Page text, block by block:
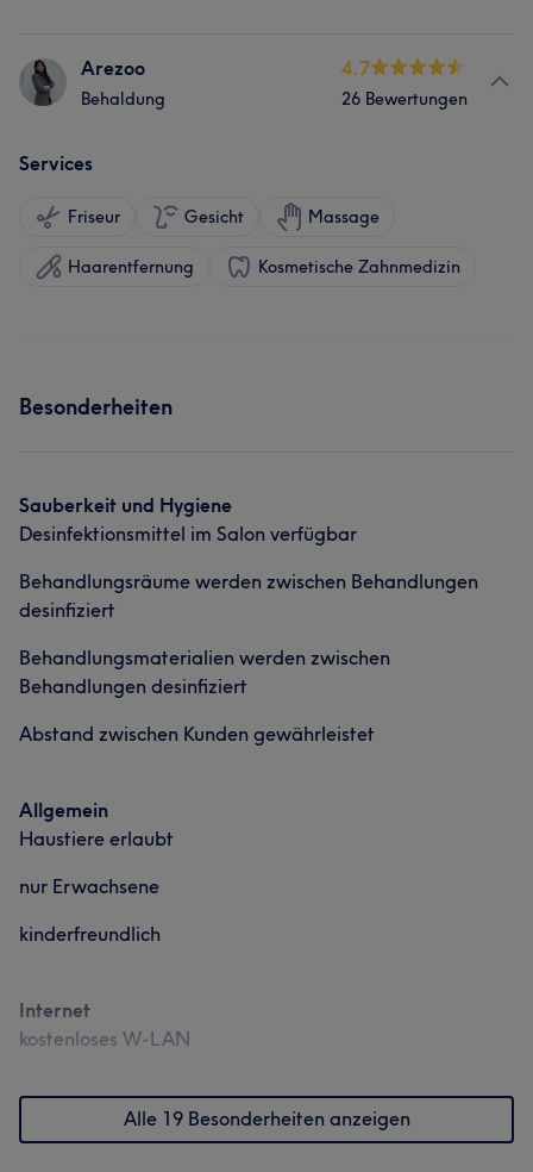
Arezoo
Behaldung
4.7
26 Bewertungen
Services
Friseur Gesicht Massage
Haarentfernung Kosmetische Zahnmedizin
Besonderheiten
Sauberkeit und Hygiene
Desinfektionsmittel im Salon verfügbar
Behandlungsräume werden zwischen Behandlungen
desinfiziert
Behandlungsmaterialien werden zwischen
Behandlungen desinfiziert
Abstand zwischen Kunden gewährleistet
Allgemein
Haustiere erlaubt
nur Erwachsene
kinderfreundlich
Internet
kostenloses W-LAN
Alle 19 Besonderheiten anzeigen